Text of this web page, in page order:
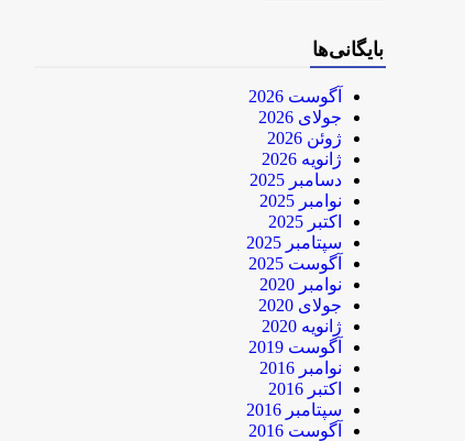
بایگانی‌ها
آگوست 2026
جولای 2026
ژوئن 2026
ژانویه 2026
دسامبر 2025
نوامبر 2025
اکتبر 2025
سپتامبر 2025
آگوست 2025
نوامبر 2020
جولای 2020
ژانویه 2020
آگوست 2019
نوامبر 2016
اکتبر 2016
سپتامبر 2016
آگوست 2016